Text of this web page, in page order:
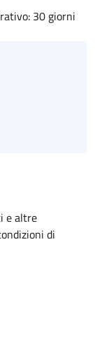
30 giorni
e altre
di